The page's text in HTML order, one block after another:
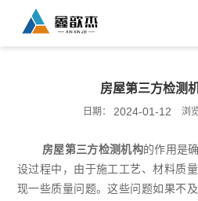
房屋第三方检测
日期： 2024-01-12 浏
房屋第三方检测机构的作用是
设过程中，由于施工工艺、材料质
现一些质量问题。这些问题如果不